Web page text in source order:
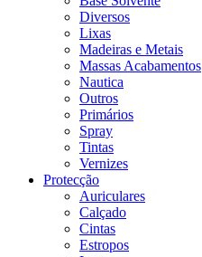
Diversos
Lixas
Madeiras e Metais
Massas Acabamentos
Nautica
Outros
Primários
Spray
Tintas
Vernizes
Protecção
Auriculares
Calçado
Cintas
Estropos